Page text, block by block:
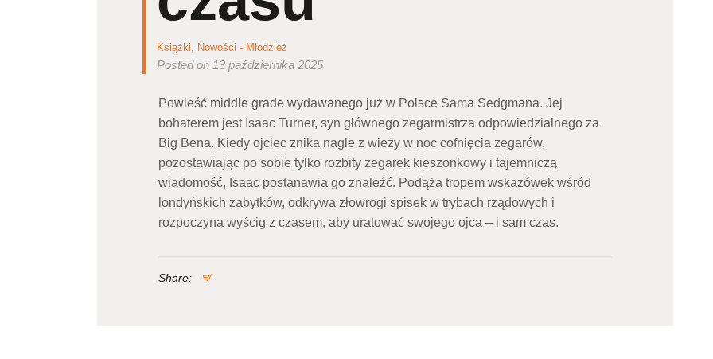
Książki Nowości - Młodzież
Posted on 13 października 2025
Powieść middle grade wydawanego już w Polsce Sama Sedgmana. Jej
bohaterem jest Isaac Turner, syn głównego zegarmistrza odpowiedzialnego za
Big Bena. Kiedy ojciec znika nagle z wieży w noc cofnięcia zegarów,
pozostawiając po sobie tylko rozbity zegarek kieszonkowy i tajemniczą
wiadomość, Isaac postanawia go znaleźć. Podąża tropem wskazówek wśród
londyńskich zabytków, odkrywa złowrogi spisek w trybach rządowych i
rozpoczyna wyścig z czasem, aby uratować swojego ojca – i sam czas.
Share: